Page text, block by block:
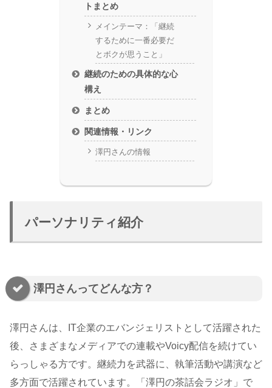
トまとめ
メインテーマ：「継続
するために一番必要だ
とボクが思うこと」
継続のための具体的な心
構え
まとめ
関連情報・リンク
澤円さんの情報
パーソナリティ紹介
澤円さんってどんな方？
澤円さんは、IT企業のエバンジェリストとして活躍された
後、さまざまなメディアでの連載やVoicy配信を続けてい
らっしゃる方です。継続力を武器に、執筆活動や講演など
多方面で活躍されています。「澤円の茶話会ラジオ」で